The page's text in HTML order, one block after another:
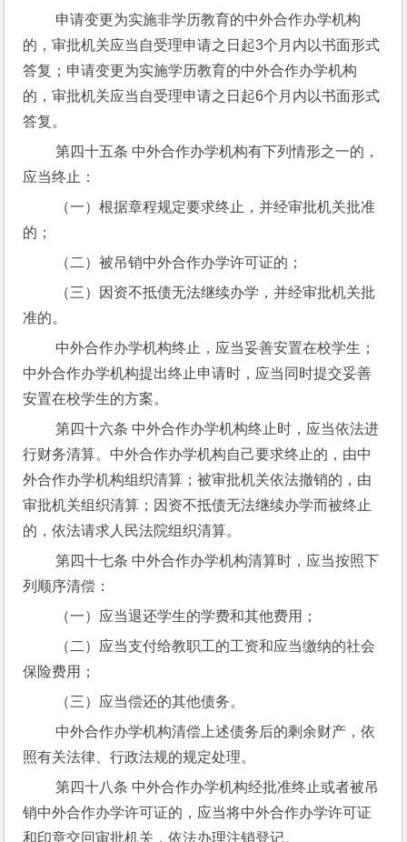
的，审批机关应当自受理申请之日起3个月内以书面形式
答复；申请变更为实施学历教育的中外合作办学机构
的，审批机关应当自受理申请之日起6个月内以书面形式
答复。
第四十五条 中外合作办学机构有下列情形之一的，
应当终止：
的；
（二）被吊销中外合作办学许可证的；
准的。
中外合作办学机构提出终止申请时，应当同时提交妥善
安置在校学生的方案。
第四十六条 中外合作办学机构终止时，应当依法进
行财务清算。中外合作办学机构自己要求终止的，由中
外合作办学机构组织清算；被审批机关依法撤销的，由
审批机关组织清算；因资不抵债无法继续办学而被终止
的，依法请求人民法院组织清算。
第四十七条 中外合作办学机构清算时，应当按照下
列顺序清偿：
（一）应当退还学生的学费和其他费用；
保险费用；
（三）应当偿还的其他债务。
照有关法律、行政法规的规定处理。
第四十八条 中外合作办学机构经批准终止或者被吊
销中外合作办学许可证的，应当将中外合作办学许可证
和印章交回审批机关，依法办理注销登记。